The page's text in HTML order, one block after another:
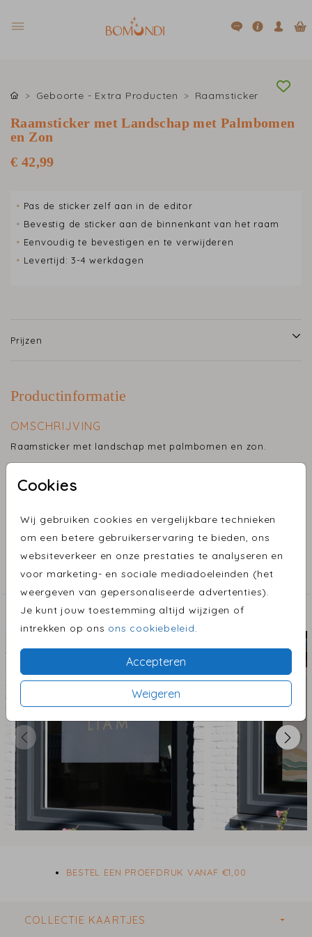
Cookies
Wij gebruiken cookies en vergelijkbare technieken
om een betere gebruikerservaring te bieden, ons
websiteverkeer en onze prestaties te analyseren en
voor marketing- en sociale mediadoeleinden (het
weergeven van gepersonaliseerde advertenties).
Je kunt jouw toestemming altijd wijzigen of
intrekken op ons ons cookiebeleid.
Accepteren
Weigeren
Geboorte - Extra Producten Raamsticker
Raamsticker met Landschap met Palmbomen
en Zon
€ 42,99
• Pas de sticker zelf aan in de editor
• Bevestig de sticker aan de binnenkant van het raam
• Eenvoudig te bevestigen en te verwijderen
• Levertijd: 3-4 werkdagen
Prijzen
Productinformatie
OMSCHRIJVING
Raamsticker met landschap met palmbomen en zon.
Met deze mooie geboorteaankondiging laat je de hele
eenvoudig aan de binnenkant van het raam.
- Je past de sticker gemakkelijk zelf aan in de editor. -
Eenvoudig te bevestigen en weer te verwijderen. - Folie
is niet mogelijk op de sticker.
Het geboortebord wordt los van de geboortekaartjes
geleverd en in 3 tot 4 werkdagen (ma-vr) bezorgd.
Toon meer
COLLECTIE
Raamsticker
ONTDEK MEER MOOIE ONTWERPEN
BESTEL EEN PROEFDRUK VANAF €1,00
COLLECTIE KAARTJES